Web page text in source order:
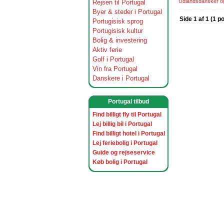
Rejsen til Portugal
Byer & steder i Portugal
Portugisisk sprog
Portugisisk kultur
Bolig & investering
Aktiv ferie
Golf i Portugal
Vin fra Portugal
Danskere i Portugal
Portugal tilbud
Find billigt fly til Portugal
Lej billig bil i Portugal
Find billigt hotel i Portugal
Lej feriebolig i Portugal
Guide og rejseservice
Køb bolig i Portugal
Side 1 af 1 (1